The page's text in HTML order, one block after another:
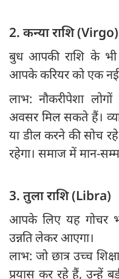
2. कन्या राशि (Virgo)
बुध आपकी राशि के भी
आपके करियर को एक नई
लाभ: नौकरीपेशा
अवसर मिल सकते हैं।
या डील करने की सोच
रहेगा। समाज में मान-
3. तुला राशि (Libra)
आपके लिए यह गोचर
उन्नति लेकर आएगा।
लाभ: जो छात्र उच्च
प्रयास कर रहे हैं, उन्हें